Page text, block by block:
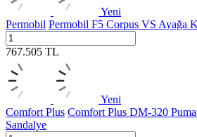
Yeni
Permobil Permobil F5 Corpus VS Ayağa
767.505 TL
Yeni
Comfort Plus Comfort Plus DM-320
Sandalye